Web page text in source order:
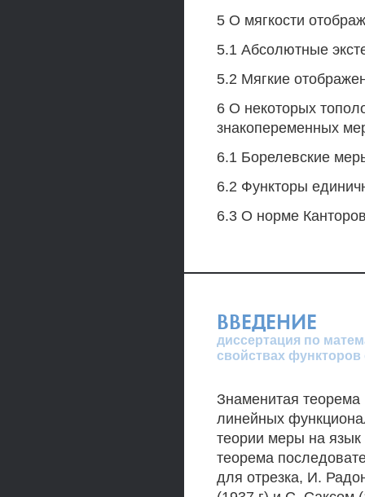
5 О мягкости
5.1 Абсолютные
5.2 Мягкие
6 О некоторых
знакопеременных
6.1 Борелевские
6.2 Функторы
6.3 О норме
ВВЕДЕНИЕ
диссертация по
свойствах
Знаменитая теорема
линейных
теории меры на язык
теорема
для отрезка, И.